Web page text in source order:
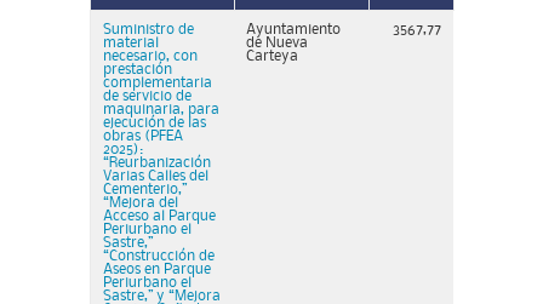
Suministro de
material
necesario, con
prestación
complementaria
de servicio de
maquinaria, para
ejecución de las
obras (PFEA
2025):
“Reurbanización
Varias Calles del
Cementerio,”
“Mejora del
Acceso al Parque
Periurbano el
Sastre,”
“Construcción de
Aseos en Parque
Periurbano el
Sastre,” y “Mejora
Ayuntamiento
de Nueva
Carteya
3567,77